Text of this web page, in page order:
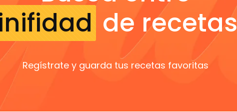
de recetas
Regístrate y guarda tus recetas favoritas